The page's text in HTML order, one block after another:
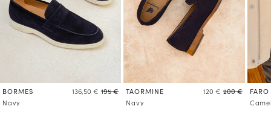
BORMES 136,50 € 195 €
Navy
TAORMINE 120 € 200 €
Navy
FARO